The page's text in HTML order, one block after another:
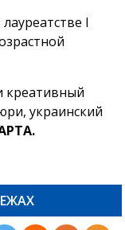
I
креативный
украинский